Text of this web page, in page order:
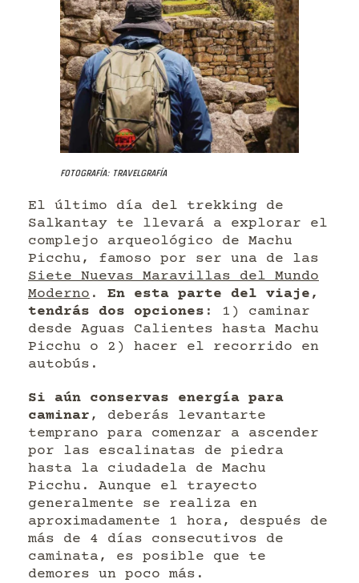
Fotografía: Travelgrafía
El último día del trekking de
Salkantay te llevará a explorar el
complejo arqueológico de Machu
Picchu, famoso por ser una de las
Siete Nuevas Maravillas del Mundo
Moderno . En esta parte del viaje,
tendrás dos opciones : 1) caminar
desde Aguas Calientes hasta Machu
Picchu o 2) hacer el recorrido en
autobús.
Si aún conservas energía para
caminar , deberás levantarte
temprano para comenzar a ascender
por las escalinatas de piedra
hasta la ciudadela de Machu
Picchu. Aunque el trayecto
generalmente se realiza en
aproximadamente 1 hora, después de
más de 4 días consecutivos de
caminata, es posible que te
demores un poco más.